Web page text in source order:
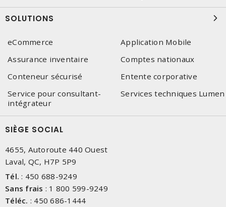
SOLUTIONS
eCommerce
Application Mobile
Assurance inventaire
Comptes nationaux
Conteneur sécurisé
Entente corporative
Service pour consultant-
intégrateur
Services techniques Lumen
SIÈGE SOCIAL
4655, Autoroute 440 Ouest
Laval, QC, H7P 5P9
Tél. : 450 688-9249
Sans frais : 1 800 599-9249
Téléc. : 450 686-1444